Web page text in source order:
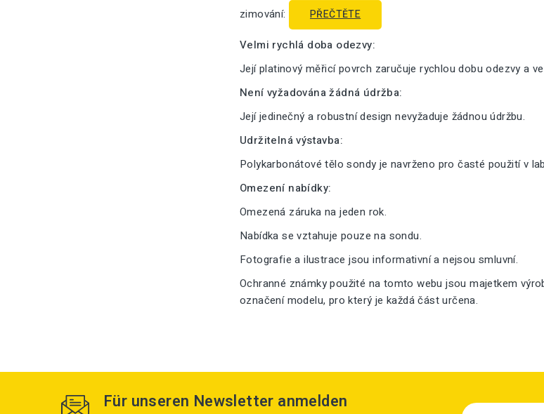
zimování:
PŘEČTĚTE
Velmi rychlá doba odezvy:
Její platinový měřicí povrch zaručuje rychlou dobu odezvy a
Není vyžadována žádná údržba:
Její jedinečný a robustní design nevyžaduje žádnou údržbu.
Udržitelná výstavba:
Polykarbonátové tělo sondy je navrženo pro časté použití v
Omezení nabídky:
Omezená záruka na jeden rok.
Nabídka se vztahuje pouze na sondu.
Fotografie a ilustrace jsou informativní a nejsou smluvní.
Ochranné známky použité na tomto webu jsou majetkem
označení modelu, pro který je každá část určena.
Für unseren Newsletter anmelden